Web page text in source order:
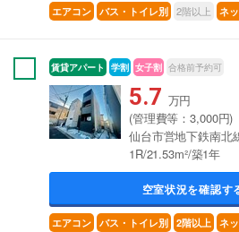
エアコン バス・トイレ別 2階以上 ネ
賃貸アパート 学割 女子割 合格前予約可
5.7 万円
(管理費等：3,000円)
仙台市営地下鉄南北
1R/21.53m²/築1年
空室状況を確認す
エアコン バス・トイレ別 2階以上 ネ